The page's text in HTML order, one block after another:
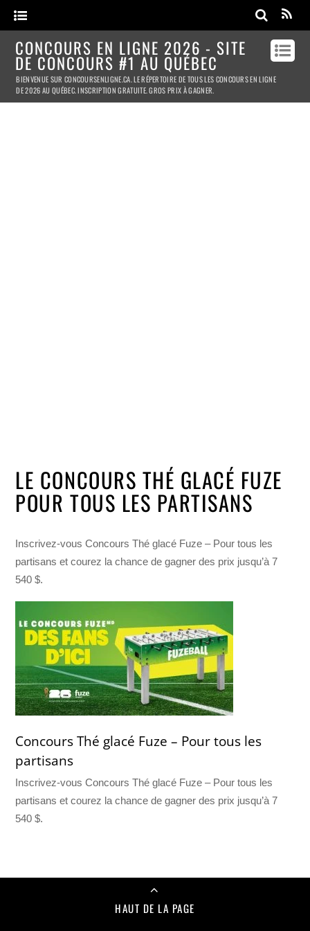
CONCOURS EN LIGNE 2026 - SITE
DE CONCOURS #1 AU QUÉBEC
BIENVENUE SUR CONCOURSENLIGNE.CA. LE RÉPERTOIRE DE TOUS LES CONCOURS EN LIGNE
DE 2026 AU QUÉBEC. INSCRIPTION GRATUITE. GROS PRIX À GAGNER.
LE CONCOURS THÉ GLACÉ FUZE
POUR TOUS LES PARTISANS
Inscrivez-vous Concours Thé glacé Fuze – Pour tous les
partisans et courez la chance de gagner des prix jusqu’à 7
540 $.
Concours Thé glacé Fuze – Pour tous les
partisans
Inscrivez-vous Concours Thé glacé Fuze – Pour tous les
partisans et courez la chance de gagner des prix jusqu’à 7
540 $.
HAUT DE LA PAGE